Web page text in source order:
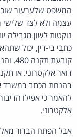
המשפט שלערעור
עצמה ולא לצד שלישי
נוקטות לשון מגבילה
כתבי בי-דין, יכול
בהנחת הכתב במשרד
להאמר כי אפילו
אלקטרוני.
אבל הפתח הברור